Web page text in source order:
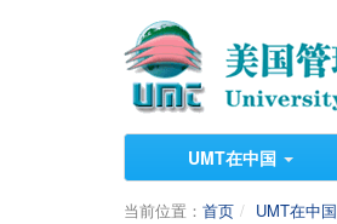
UMT在中国
当前位置： 首页 UMT在中国